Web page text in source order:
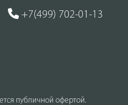
+7(499) 702-01-13
публичной офертой.